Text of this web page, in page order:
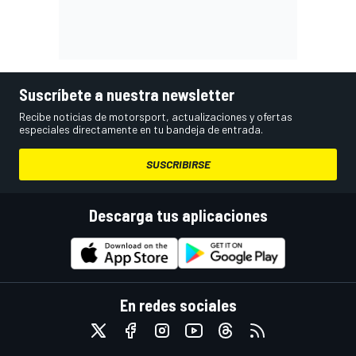
Suscríbete a nuestra newsletter
Recibe noticias de motorsport, actualizaciones y ofertas
especiales directamente en tu bandeja de entrada.
SUSCRIBIRSE
Descarga tus aplicaciones
En redes sociales